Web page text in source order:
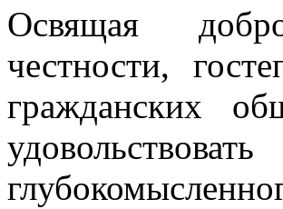
Освящая
честности,
гражданских